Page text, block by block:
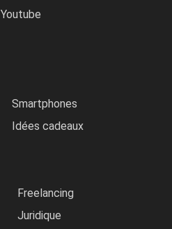
Youtube
Smartphones
Idées cadeaux
Freelancing
Juridique